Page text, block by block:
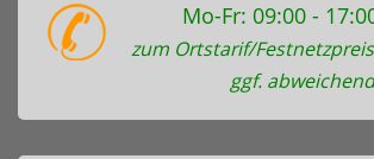
Mo-Fr: 09:00 -
zum Ortstarif/
ggf. abweichend